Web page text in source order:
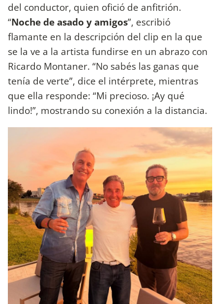
del conductor, quien ofició de anfitrión.
“Noche de asado y amigos”, escribió
flamante en la descripción del clip en la que
se la ve a la artista fundirse en un abrazo con
Ricardo Montaner. “No sabés las ganas que
tenía de verte”, dice el intérprete, mientras
que ella responde: “Mi precioso. ¡Ay qué
lindo!”, mostrando su conexión a la distancia.